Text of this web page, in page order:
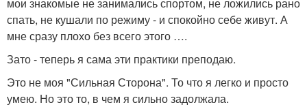
спать, не кушали по режиму - и спокойно себе живут. А
мне сразу плохо без всего этого ….
Зато - теперь я сама эти практики преподаю.
Это не моя "Сильная Сторона". То что я легко и просто
умею. Но это то, в чем я сильно задолжала.